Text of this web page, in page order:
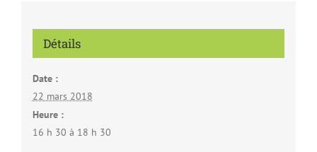
Détails
Date :
22 mars 2018
Heure :
16 h 30 à 18 h 30